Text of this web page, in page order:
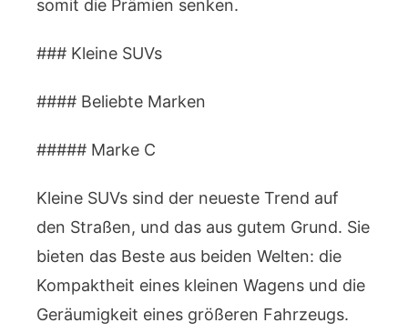
somit die Prämien senken.
### Kleine SUVs
#### Beliebte Marken
##### Marke C
Kleine SUVs sind der neueste Trend auf
den Straßen, und das aus gutem Grund. Sie
bieten das Beste aus beiden Welten: die
Kompaktheit eines kleinen Wagens und die
Geräumigkeit eines größeren Fahrzeugs.